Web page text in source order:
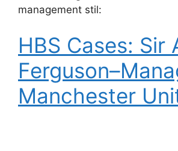
management stil:
HBS Cases: Sir
Manchester